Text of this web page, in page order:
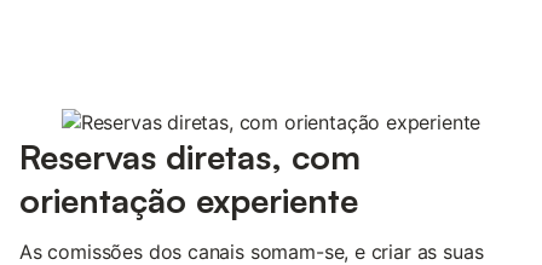
Reservas diretas, com
orientação experiente
As comissões dos canais somam-se, e criar as suas